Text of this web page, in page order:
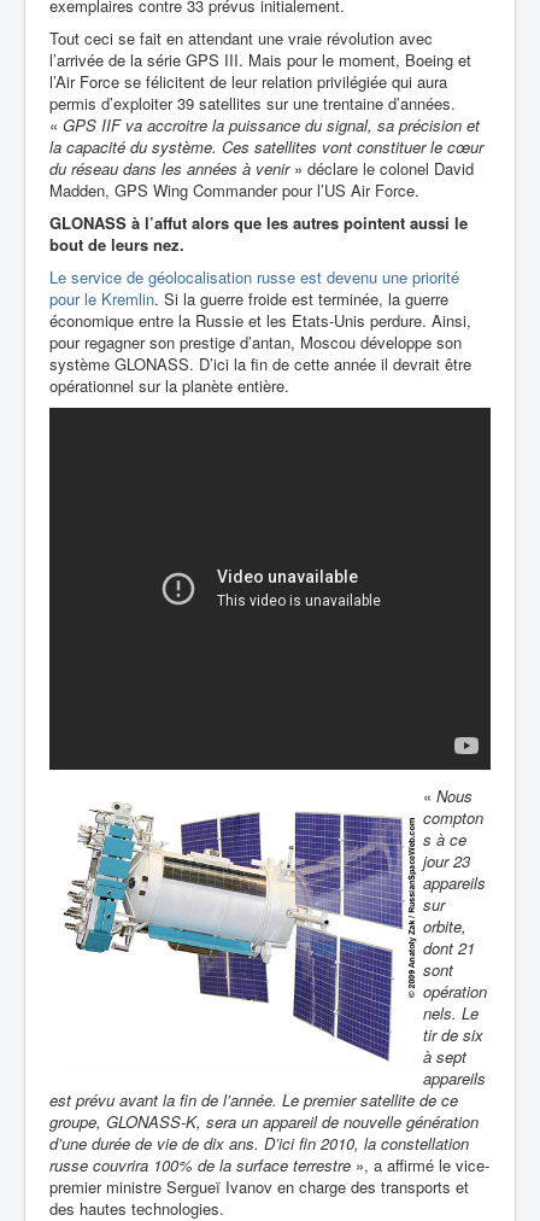
exemplaires contre 33 prévus initialement.
Tout ceci se fait en attendant une vraie révolution avec
l’arrivée de la série GPS III. Mais pour le moment, Boeing et
l’Air Force se félicitent de leur relation privilégiée qui aura
permis d’exploiter 39 satellites sur une trentaine d’années.
« GPS IIF va accroitre la puissance du signal, sa précision et
la capacité du système. Ces satellites vont constituer le cœur
du réseau dans les années à venir» déclare le colonel David
Madden, GPS Wing Commander pour l’US Air Force.
GLONASS à l’affut alors que les autres pointent aussi le
bout de leurs nez.
Le service de géolocalisation russe est devenu une priorité
pour le Kremlin. Si la guerre froide est terminée, la guerre
économique entre la Russie et les Etats-Unis perdure. Ainsi,
pour regagner son prestige d’antan, Moscou développe son
système GLONASS. D’ici la fin de cette année il devrait être
opérationnel sur la planète entière.
« Nous
compton
s à ce
jour 23
appareils
sur
orbite,
dont 21
sont
opération
nels. Le
tir de six
à sept
appareils
est prévu avant la fin de l’année. Le premier satellite de ce
groupe, GLONASS-K, sera un appareil de nouvelle génération
d’une durée de vie de dix ans. D’ici fin 2010, la constellation
russe couvrira 100% de la surface terrestre », a affirmé le vice-
premier ministre Sergueï Ivanov en charge des transports et
des hautes technologies.